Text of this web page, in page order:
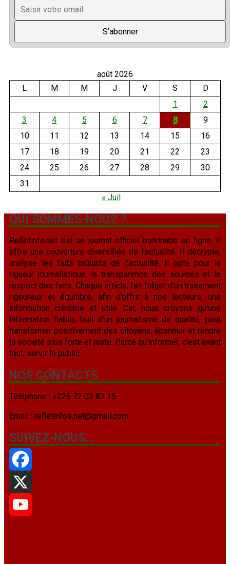
août 2026
L
M M J V S
D
1
2
3
4 5 6 7 8
9
10
11 12 13 14 15
16
17
18 19 20 21 22
23
24
25 26 27 28 29
30
31
« Juil
QUI SOMMES-NOUS ?
Refletinfo.net est un journal officiel burkinabè en ligne. Il
offre une couverture diversifiée de l'actualité. Il décrypte,
analyse les faits brûlants de l'actualité. Il opte pour la
rigueur journalistique, la transparence des sources et le
respect des faits. Chaque article, fait l’objet d’un traitement
rigoureux et équilibré, afin d’offrir à nos lecteurs, une
information crédible et utile. Car, nous croyons qu’une
information fiable, fruit d’un journalisme de qualité, peut
transformer positivement des citoyens, épanouir et rendre
la société plus forte et juste. Parce qu’informer, c’est avant
tout, servir le public.
NOS CONTACTS
Téléphone : +226 72 03 83 15
Email : refletinfos.net@gmail.com
SUIVEZ-NOUS…
Facebook
X